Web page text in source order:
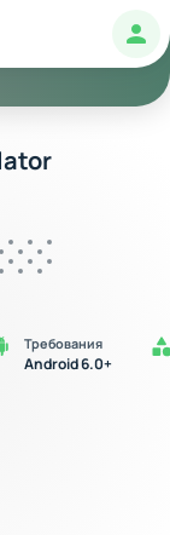
Требования
Android 6.0+